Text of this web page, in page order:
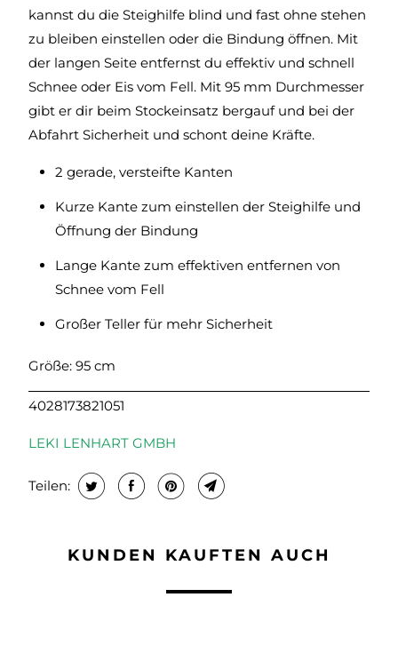
kannst du die Steighilfe blind und fast ohne stehen
zu bleiben einstellen oder die Bindung öffnen. Mit
der langen Seite entfernst du effektiv und schnell
Schnee oder Eis vom Fell. Mit 95 mm Durchmesser
gibt er dir beim Stockeinsatz bergauf und bei der
Abfahrt Sicherheit und schont deine Kräfte.
2 gerade, versteifte Kanten
Kurze Kante zum einstellen der Steighilfe und
Öffnung der Bindung
Lange Kante zum effektiven entfernen von
Schnee vom Fell
Großer Teller für mehr Sicherheit
Größe: 95 cm
4028173821051
LEKI LENHART GMBH
Teilen:
KUNDEN KAUFTEN AUCH